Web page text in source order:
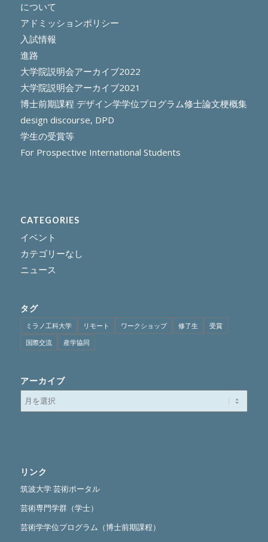
について
アドミッションポリシー
入試情報
進路
大学院説明会アーカイブ2022
大学院説明会アーカイブ2021
博士前期課程 デザイン学学位プログラム修士論文梗概集
design discourse, DPD
学生の受賞等
For Prospective International Students
CATEGORIES
イベント
カテゴリーなし
ニュース
タグ
ミラノ工科大学 リモート ワークショップ 修了生
受賞
国際交流
産学協同
アーカイブ
リンク
筑波大学 芸術ポータル
芸術専門学群（学士）
芸術学学位プログラム（博士前期課程）